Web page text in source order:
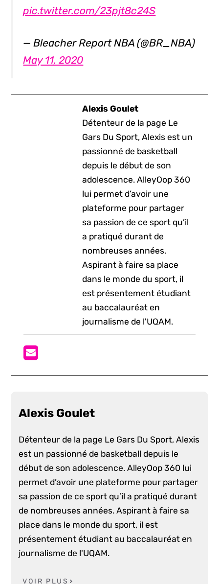
pic.twitter.com/23pjt8c24S
— Bleacher Report NBA (@BR_NBA)
May 11, 2020
Alexis Goulet
Détenteur de la page Le
Gars Du Sport, Alexis est un
passionné de basketball
depuis le début de son
adolescence. AlleyOop 360
lui permet d’avoir une
plateforme pour partager
sa passion de ce sport qu’il
a pratiqué durant de
nombreuses années.
Aspirant à faire sa place
dans le monde du sport, il
est présentement étudiant
au baccalauréat en
journalisme de l'UQAM.
Alexis Goulet
Détenteur de la page Le Gars Du Sport, Alexis
est un passionné de basketball depuis le
début de son adolescence. AlleyOop 360 lui
permet d’avoir une plateforme pour partager
sa passion de ce sport qu’il a pratiqué durant
de nombreuses années. Aspirant à faire sa
place dans le monde du sport, il est
présentement étudiant au baccalauréat en
journalisme de l'UQAM.
VOIR PLUS